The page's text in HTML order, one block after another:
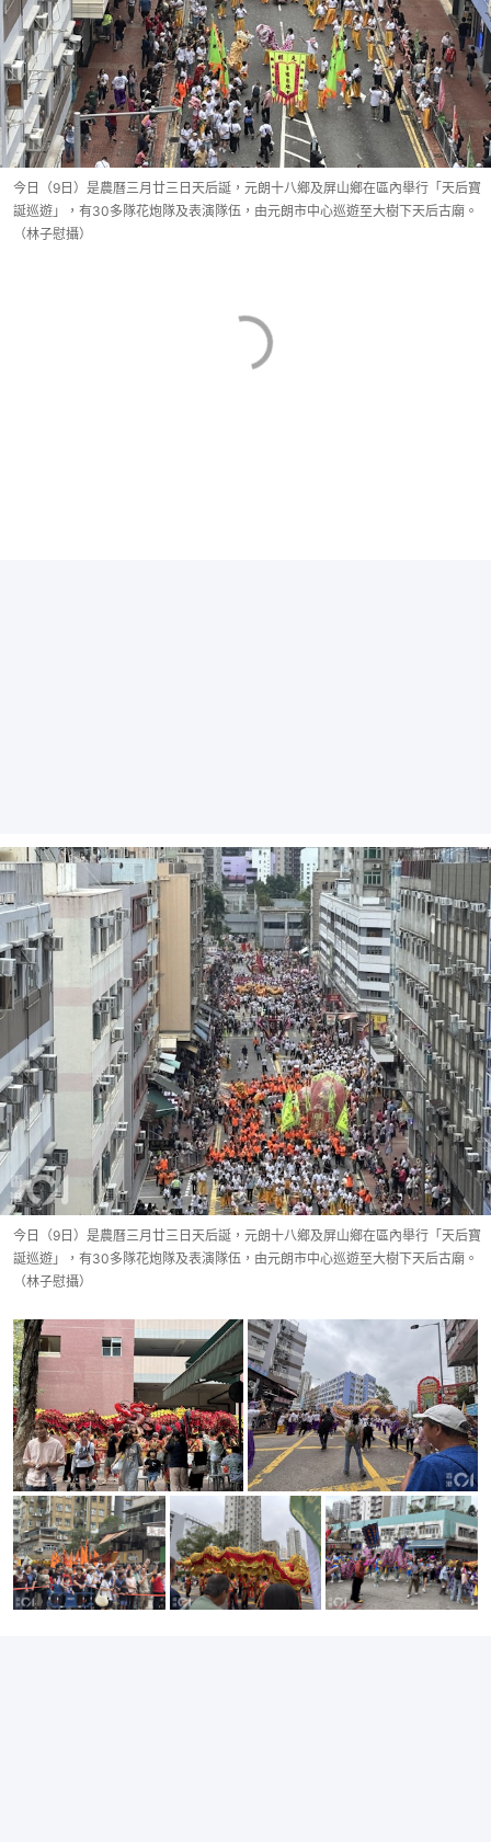
今日（9日）是農曆三月廿三日天后誕，元朗十八鄉及屏山鄉在區內舉行「天后寶
誕巡遊」，有30多隊花炮隊及表演隊伍，由元朗市中心巡遊至大樹下天后古廟。
（林子慰攝）
今日（9日）是農曆三月廿三日天后誕，元朗十八鄉及屏山鄉在區內舉行「天后寶
誕巡遊」，有30多隊花炮隊及表演隊伍，由元朗市中心巡遊至大樹下天后古廟。
（林子慰攝）